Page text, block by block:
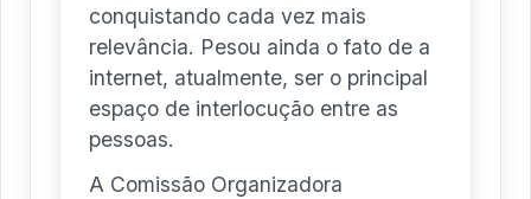
conquistando cada vez mais
relevância. Pesou ainda o fato de a
internet, atualmente, ser o principal
espaço de interlocução entre as
pessoas.
A Comissão Organizadora